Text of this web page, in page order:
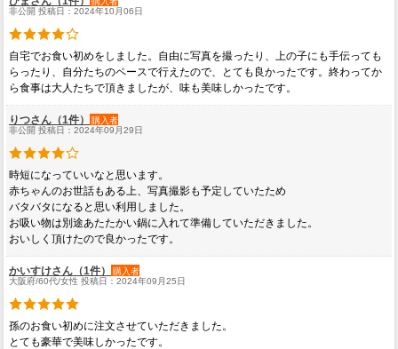
非公開 投稿日：2024年10月06日
自宅でお食い初めをしました。自由に写真を撮ったり、上の子にも手伝っても
らったり、自分たちのペースで行えたので、とても良かったです。終わってか
ら食事は大人たちで頂きましたが、味も美味しかったです。
りつさん（1件）
購入者
非公開 投稿日：2024年09月29日
時短になっていいなと思います。
赤ちゃんのお世話もある上、写真撮影も予定していたため
バタバタになると思い利用しました。
お吸い物は別途あたたかい鍋に入れて準備していただきました。
おいしく頂けたので良かったです。
かいすけさん（1件）
購入者
大阪府/60代/女性 投稿日：2024年09月25日
孫のお食い初めに注文させていただきました。
とても豪華で美味しかったです。